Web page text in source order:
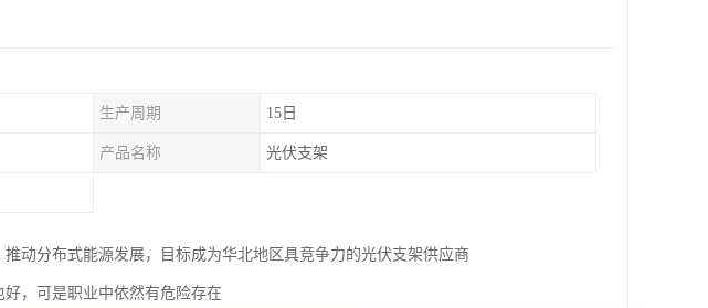
生产周期 15日
产品名称 光伏支架
动分布式能源发展，目标成为华北地区具竞争力的光伏支架供应商
，可是职业中依然有危险存在